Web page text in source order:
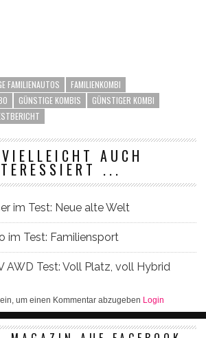
FAMILIENAUTOS
FAMILIENKOMBI
GÜNSTIGE KOMBIS
GÜNSTIGER KOMBI
AUCH
...
im Test: Neue alte Welt
im Test: Familiensport
AWD Test: Voll Platz, voll Hybrid
um einen Kommentar abzugeben Login